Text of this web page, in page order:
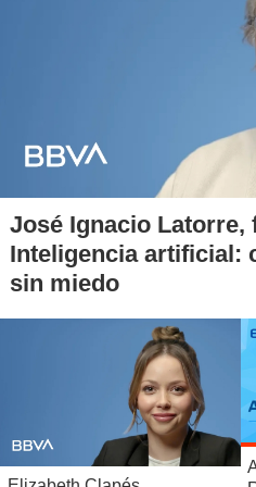
José Ignacio Latorre,
Inteligencia artificial:
sin miedo